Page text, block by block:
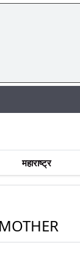
महाराष्ट्र